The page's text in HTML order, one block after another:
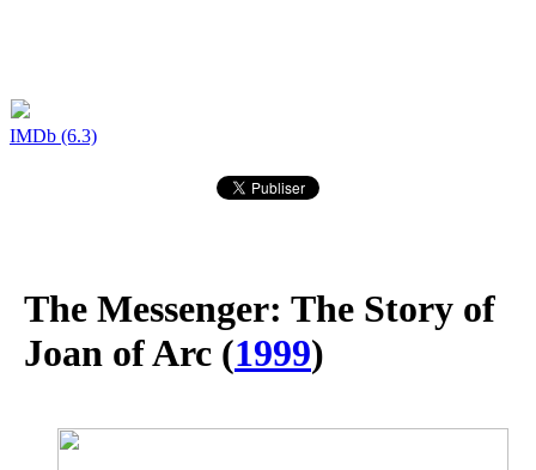
IMDb (6.3)
The Messenger: The Story of
Joan of Arc (1999)